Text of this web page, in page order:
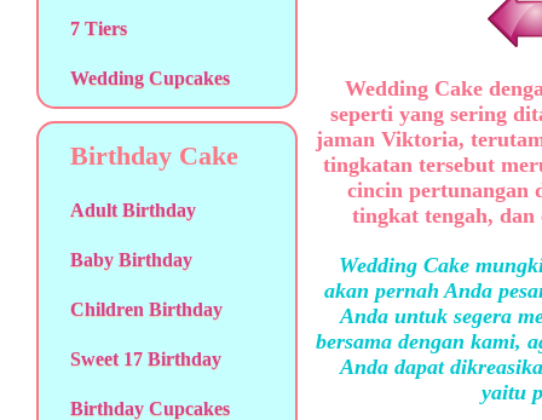
7 Tiers
Wedding Cupcakes
Birthday Cake
Adult Birthday
Baby Birthday
Children Birthday
Sweet 17 Birthday
Birthday Cupcakes
Wedding Cake
seperti yang sering
jaman Viktoria,
tingkatan tersebut
cincin pertunangan
tingkat tengah,
Wedding Cake
akan pernah Anda
Anda untuk segera
bersama dengan kami,
Anda dapat
yaitu